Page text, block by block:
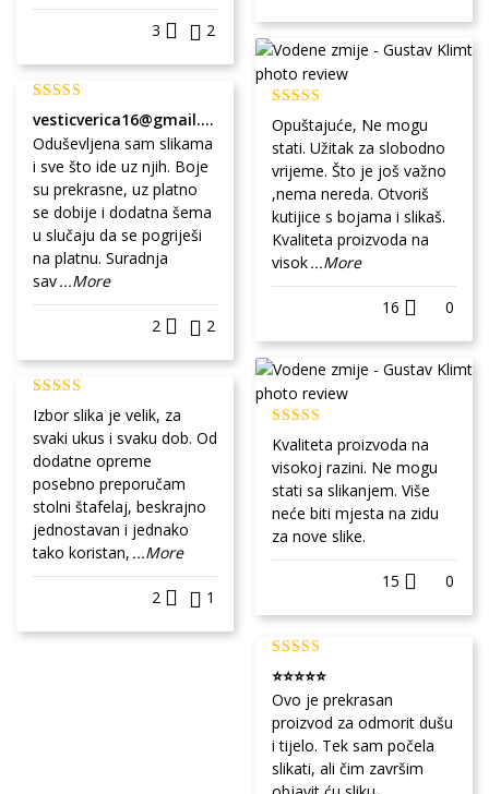
3 2
vesticverica16@gmail.com
Oduševljena sam slikama
i sve što ide uz njih. Boje
su prekrasne, uz platno
se dobije i dodatna šema
u slučaju da se pogriješi
na platnu. Suradnja
sav...More
2 2
Izbor slika je velik, za
svaki ukus i svaku dob. Od
dodatne opreme
posebno preporučam
stolni štafelaj, beskrajno
jednostavan i jednako
tako koristan, ...More
2 1
Opuštajuće, Ne mogu
stati. Užitak za slobodno
vrijeme. Što je još važno
,nema nereda. Otvoriš
kutijice s bojama i slikaš.
Kvaliteta proizvoda na
visok...More
16 0
Kvaliteta proizvoda na
visokoj razini. Ne mogu
stati sa slikanjem. Više
neće biti mjesta na zidu
za nove slike.
15 0
⭐⭐⭐⭐⭐
Ovo je prekrasan
proizvod za odmorit dušu
i tijelo. Tek sam počela
slikati, ali čim završim